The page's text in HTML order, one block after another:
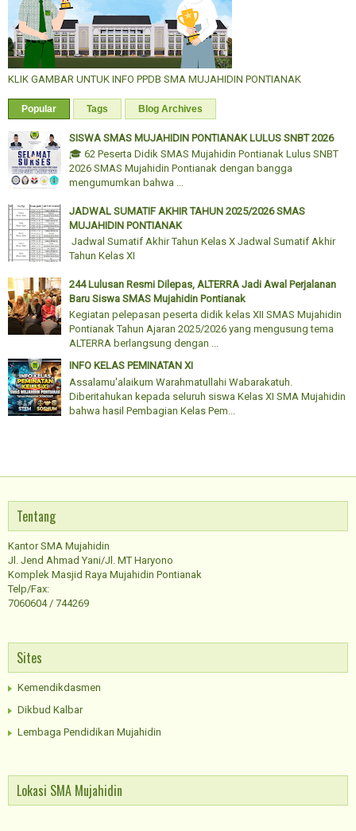
KLIK GAMBAR UNTUK INFO PPDB SMA MUJAHIDIN PONTIANAK
Popular Tags Blog Archives
SISWA SMAS MUJAHIDIN PONTIANAK LULUS SNBT 2026
🎓 62 Peserta Didik SMAS Mujahidin Pontianak Lulus SNBT
2026 SMAS Mujahidin Pontianak dengan bangga
mengumumkan bahwa ...
JADWAL SUMATIF AKHIR TAHUN 2025/2026 SMAS
MUJAHIDIN PONTIANAK
Jadwal Sumatif Akhir Tahun Kelas X Jadwal Sumatif Akhir
Tahun Kelas XI
244 Lulusan Resmi Dilepas, ALTERRA Jadi Awal Perjalanan
Baru Siswa SMAS Mujahidin Pontianak
Kegiatan pelepasan peserta didik kelas XII SMAS Mujahidin
Pontianak Tahun Ajaran 2025/2026 yang mengusung tema
ALTERRA berlangsung dengan ...
INFO KELAS PEMINATAN XI
Assalamu'alaikum Warahmatullahi Wabarakatuh.
Diberitahukan kepada seluruh siswa Kelas XI SMA Mujahidin
bahwa hasil Pembagian Kelas Pem...
Tentang
Kantor SMA Mujahidin
Jl. Jend Ahmad Yani/Jl. MT Haryono
Komplek Masjid Raya Mujahidin Pontianak
Telp/Fax:
7060604 / 744269
Sites
Kemendikdasmen
Dikbud Kalbar
Lembaga Pendidikan Mujahidin
Lokasi SMA Mujahidin